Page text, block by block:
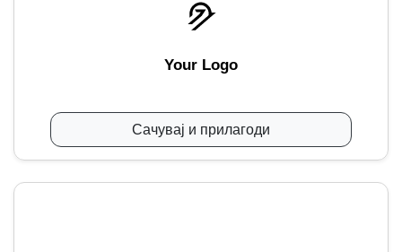
Your Logo
Сачувај и прилагоди